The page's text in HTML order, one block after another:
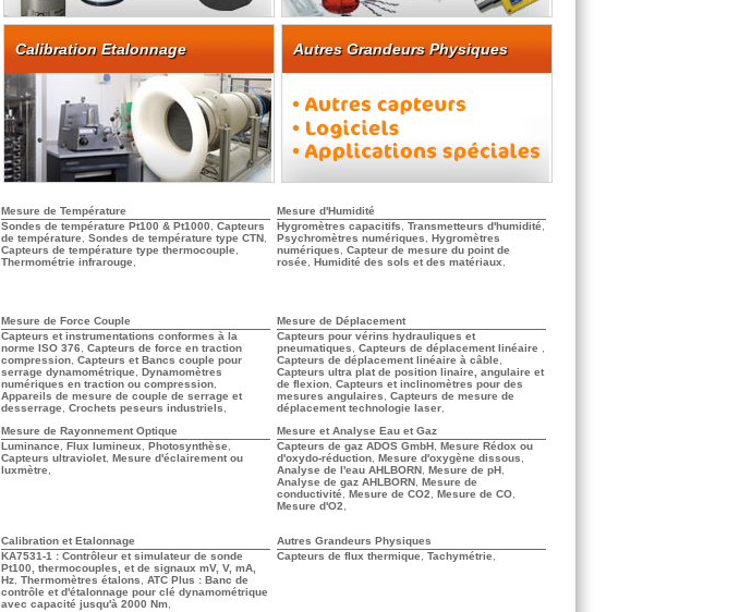
Calibration Etalonnage Autres Grandeurs Physiques
Mesure de Température
Sondes de température Pt100 & Pt1000, Capteurs
de température, Sondes de température type CTN,
Capteurs de température type thermocouple,
Thermométrie infrarouge,
Mesure d'Humidité
Hygromètres capacitifs, Transmetteurs d'humidité,
Psychromètres numériques, Hygromètres
numériques, Capteur de mesure du point de
rosée, Humidité des sols et des matériaux,
Mesure de Force Couple
Capteurs et instrumentations conformes à la
norme ISO 376, Capteurs de force en traction
compression, Capteurs et Bancs couple pour
serrage dynamométrique, Dynamomètres
numériques en traction ou compression,
Appareils de mesure de couple de serrage et
desserrage, Crochets peseurs industriels,
Mesure de Déplacement
Capteurs pour vérins hydrauliques et
pneumatiques, Capteurs de déplacement linéaire ,
Capteurs de déplacement linéaire à câble,
Capteurs ultra plat de position linaire, angulaire et
de flexion, Capteurs et inclinomètres pour des
mesures angulaires, Capteurs de mesure de
déplacement technologie laser,
Mesure de Rayonnement Optique
Luminance, Flux lumineux, Photosynthèse,
Capteurs ultraviolet, Mesure d'éclairement ou
luxmètre,
Mesure et Analyse Eau et Gaz
Capteurs de gaz ADOS GmbH, Mesure Rédox ou
d'oxydo-réduction, Mesure d'oxygène dissous,
Analyse de l'eau AHLBORN, Mesure de pH,
Analyse de gaz AHLBORN, Mesure de
conductivité, Mesure de CO2, Mesure de CO,
Mesure d'O2,
Calibration et Etalonnage
KA7531-1 : Contrôleur et simulateur de sonde
Pt100, thermocouples, et de signaux mV, V, mA,
Hz, Thermomètres étalons, ATC Plus : Banc de
contrôle et d'étalonnage pour clé dynamométrique
avec capacité jusqu'à 2000 Nm,
Autres Grandeurs Physiques
Capteurs de flux thermique, Tachymétrie,